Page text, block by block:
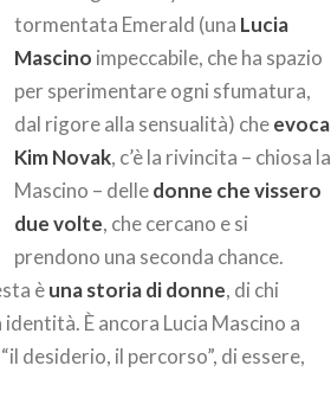
tormentata Emerald (una Lucia
Mascino impeccabile, che ha spazio
per sperimentare ogni sfumatura,
dal rigore alla sensualità) cheevoca
Kim Novak, c’è la rivincita – chiosa la
Mascino – delledonne che vissero
due volte, che cercano e si
prendono una seconda chance.
èuna storia di donne, di chi
È ancora Lucia Mascino a
desiderio, il percorso”, di essere,